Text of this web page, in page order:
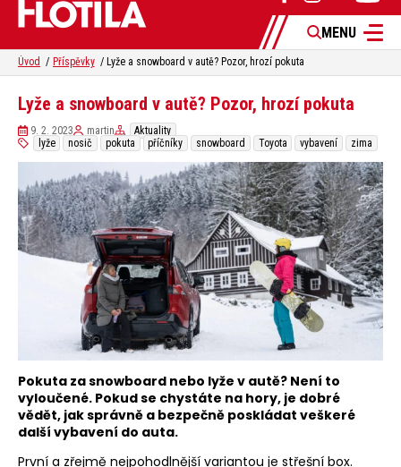
MENU
Úvod Příspěvky Lyže a snowboard v autě? Pozor, hrozí pokuta
Lyže a snowboard v autě? Pozor, hrozí pokuta
9. 2. 2023 martin
Aktuality
lyže
nosič pokuta příčníky snowboard Toyota vybavení zima
Pokuta za snowboard nebo lyže v autě? Není to
vyloučené. Pokud se chystáte na hory, je dobré
vědět, jak správně a bezpečně poskládat veškeré
další vybavení do auta.
První a zřejmě nejpohodlnější variantou je střešní box.